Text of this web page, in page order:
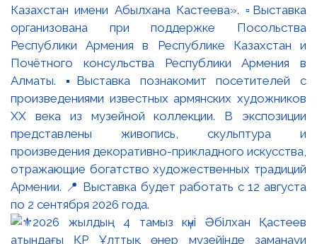
Казахстан имени Абылхана Кастеева». ▫️Выставка
организована при поддержке Посольства
Республики Армения в Республике Казахстан и
Почётного консульства Республики Армения в
Алматы. ▪️Выставка познакомит посетителей с
произведениями известных армянских художников
XX века из музейной коллекции. В экспозиции
представлены живопись, скульптура и
произведения декоративно-прикладного искусства,
отражающие богатство художественных традиций
Армении. 📍 Выставка будет работать с 12 августа
по 2 сентября 2026 года.